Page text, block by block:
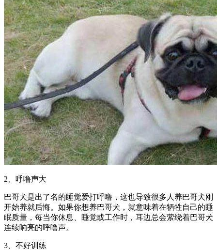
2、呼噜声大
巴哥犬是出了名的睡觉爱打呼噜，这也导致很多人养巴哥犬刚
开始养就后悔。如果你想养巴哥犬，就意味着在牺牲自己的睡
眠质量，每当你休息、睡觉或工作时，耳边总会萦绕着巴哥犬
连续响亮的呼噜声。
3、不好训练